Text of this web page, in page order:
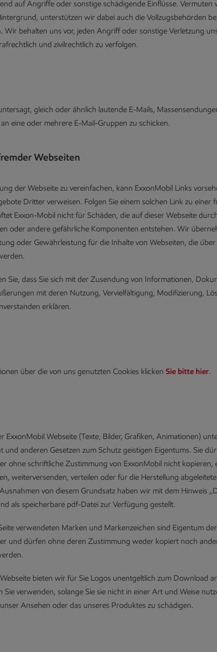
auf Angriffe oder sonstige schädigende Einflüsse. Vermuten
unterstützen wir dabei auch die Vollzugsbehörden
Wir behalten uns vor, jeden Angriff oder sonstige Verletzung
und zivilrechtlich zu verfolgen.
gleich oder ähnlich lautende E-Mails,
eine oder mehrere E-Mail-Gruppen zu schicken.
Webseiten
der Webseite zu vereinfachen, kann ExxonMobil Links
Dritter verweisen. Folgen Sie einem solchen Link zu einer
Exxon-Mobil nicht für Schäden, die auf dieser Webseite
oder andere gefährliche Komponenten entstehen. Wir
oder Gewährleistung für die Inhalte von Webseiten, die
Sie, dass Sie sich mit der Zusendung von Informationen,
mit deren Nutzung, Vervielfältigung, Modifizierung,
erklären.
über die von uns genutzten Cookies klicken Sie bitte hier.
ExxonMobil Webseite (Texte, Bilder, Grafiken, Animationen)
und anderen Gesetzen zum Schutz geistigen Eigentums. Sie
ohne schriftliche Zustimmung von ExxonMobil nicht kopieren,
weiterversenden, verteilen oder für die Herstellung
von diesem Grundsatz haben wir mit dem Hinweis
als speicherbare pdf-Datei zur Verfügung gestellt.
verwendeten Marken und Markenzeichen sind Eigentum
und dürfen ohne deren Zustimmung weder kopiert noch
bieten wir für Sie Logos unentgeltlich zum Download
Sie verwenden, solange Sie sie nicht in einer Art und Weise
Ansehen oder das unseres Produktes zu schädigen.